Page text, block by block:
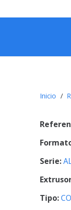
Inicio /
Serie:
Tipo: